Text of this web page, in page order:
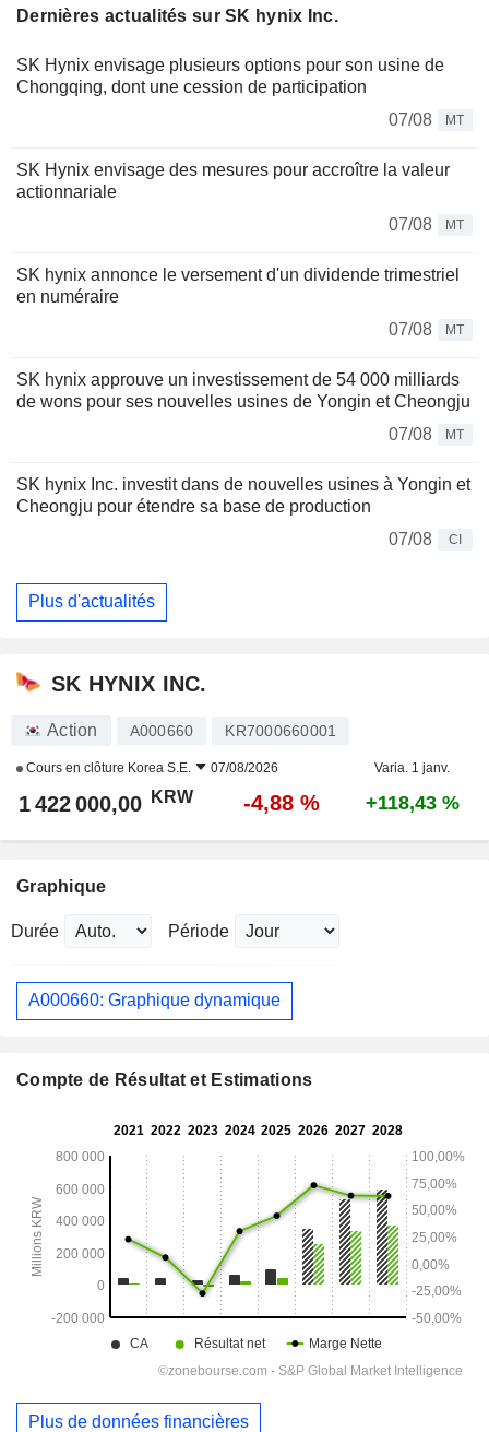
Dernières actualités sur SK hynix Inc.
SK Hynix envisage plusieurs options pour son usine de
Chongqing, dont une cession de participation
07/08
MT
SK Hynix envisage des mesures pour accroître la valeur
actionnariale
07/08
MT
SK hynix annonce le versement d'un dividende trimestriel
en numéraire
07/08
MT
SK hynix approuve un investissement de 54 000 milliards
de wons pour ses nouvelles usines de Yongin et Cheongju
07/08
MT
SK hynix Inc. investit dans de nouvelles usines à Yongin et
Cheongju pour étendre sa base de production
07/08
CI
Plus d'actualités
SK HYNIX INC.
Action A000660 KR7000660001
Cours en clôture Korea S.E. 07/08/2026 Varia. 1 janv.
1 422 000,00 KRW -4,88 % +118,43 %
Graphique
Durée Période
A000660: Graphique dynamique
Compte de Résultat et Estimations
Plus de données financières